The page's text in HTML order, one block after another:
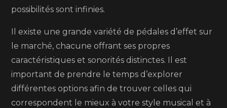
possibilités sont infinies.
Il existe une grande variété de pédales d’effet sur
le marché, chacune offrant ses propres
caractéristiques et sonorités distinctes. Il est
important de prendre le temps d’explorer
différentes options afin de trouver celles qui
correspondent le mieux à votre style musical et à